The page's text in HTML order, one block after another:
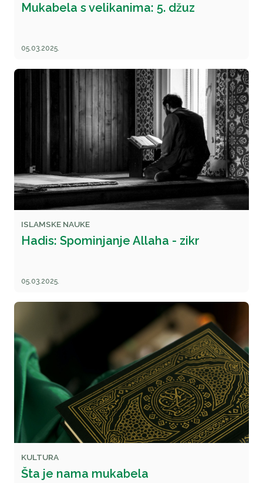
Mukabela s velikanima: 5. džuz
05.03.2025.
ISLAMSKE NAUKE
Hadis: Spominjanje Allaha - zikr
05.03.2025.
KULTURA
Šta je nama mukabela